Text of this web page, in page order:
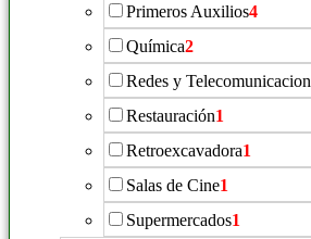
Primeros Auxilios4
Química2
Redes y
Restauración1
Retroexcavadora1
Salas de Cine1
Supermercados1